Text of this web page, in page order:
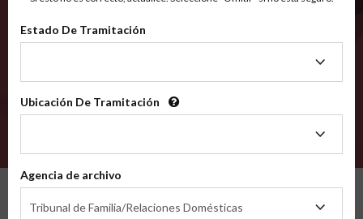
Estado De Tramitación
Tramitación
Ubicación De Tramitación
Tramitación
Agencia de archivo
Tribunal de Familia/Relaciones Domésticas
de